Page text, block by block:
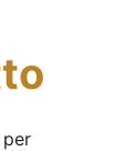
per